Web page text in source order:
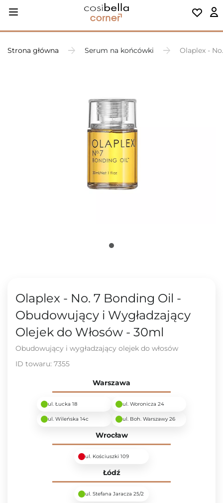
Strona główna Serum na końcówki Olaplex -
Olaplex - No. 7 Bonding Oil -
Obudowujący i Wygładzający
Olejek do Włosów - 30ml
Obudowujący i wygładzający olejek do włosów
ID towaru: 7355
Warszawa
ul. Łucka 18 ul. Woronicza 24
ul. Wileńska 14c ul. Boh. Warszawy 26
Wrocław
ul. Kościuszki 109
Łódź
ul. Stefana Jaracza 25/2